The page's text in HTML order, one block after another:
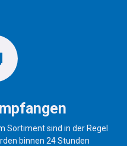
Sortiment sind in der Regel
binnen 24 Stunden